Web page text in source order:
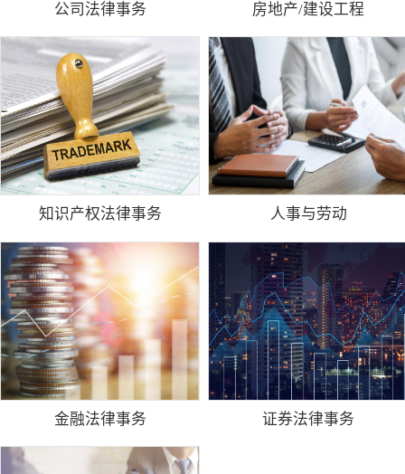
公司法律事务 房地产/建设工程
知识产权法律事务 人事与劳动
金融法律事务 证券法律事务